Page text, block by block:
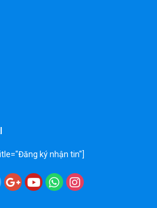
điện trẻ em vecpa XW02
₫
₫
₫
₫
ký nhận tin"]